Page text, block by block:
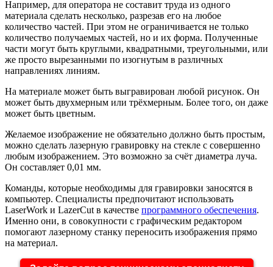
Например, для оператора не составит труда из одного
материала сделать несколько, разрезав его на любое
количество частей. При этом не ограничивается не только
количество получаемых частей, но и их форма. Полученные
части могут быть круглыми, квадратными, треугольными, или
же просто вырезанными по изогнутым в различных
направлениях линиям.
На материале может быть выгравирован любой рисунок. Он
может быть двухмерным или трёхмерным. Более того, он даже
может быть цветным.
Желаемое изображение не обязательно должно быть простым,
можно сделать лазерную гравировку на стекле с совершенно
любым изображением. Это возможно за счёт диаметра луча.
Он составляет 0,01 мм.
Команды, которые необходимы для гравировки заносятся в
компьютер. Специалисты предпочитают использовать
LaserWork и LazerCut в качестве программного обеспечения.
Именно они, в совокупности с графическим редактором
помогают лазерному станку переносить изображения прямо
на материал.